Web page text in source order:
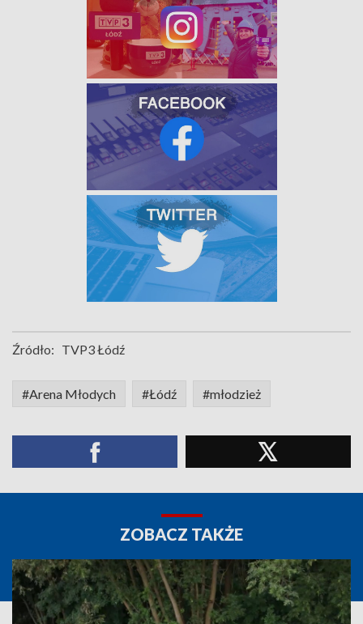
Źródło: TVP3 Łódź
#Arena Młodych #Łódź #młodzież
ZOBACZ TAKŻE